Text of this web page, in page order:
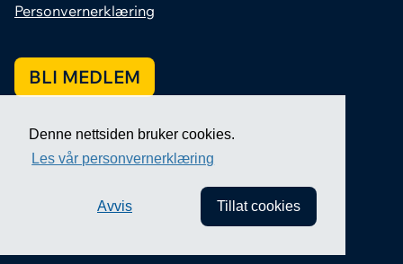
Denne nettsiden bruker cookies.
Les vår personvernerklæring
Avvis Tillat cookies
Personvernerklæring
BLI MEDLEM